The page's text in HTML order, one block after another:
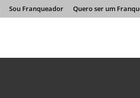
Sou Franqueador Quero ser um